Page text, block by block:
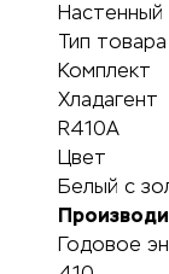
Настенный
Тип товара
Комплект
Хладагент
R410A
Цвет
Белый с
Годовое